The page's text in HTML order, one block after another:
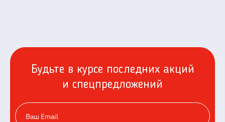
Будьте в курсе последних акций
и спецпредложений